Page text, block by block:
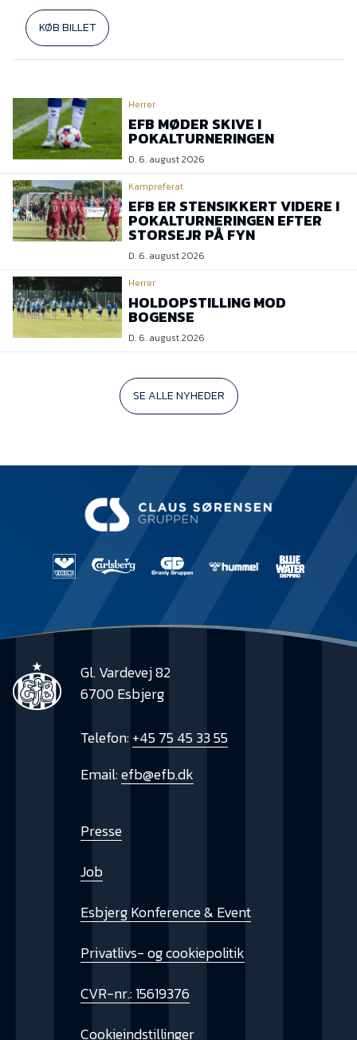
KØB BILLET
Herrer
EFB MØDER SKIVE I
POKALTURNERINGEN
D. 6. august 2026
Kampreferat
EFB ER STENSIKKERT VIDERE I
POKALTURNERINGEN EFTER
STORSEJR PÅ FYN
D. 6. august 2026
Herrer
HOLDOPSTILLING MOD
BOGENSE
D. 6. august 2026
SE ALLE NYHEDER
Gl. Vardevej 82
6700 Esbjerg
Telefon:+45 75 45 33 55
Email:efb@efb.dk
Presse
Job
Esbjerg Konference & Event
Privatlivs- og cookiepolitik
CVR-nr.: 15619376
Cookieindstillinger